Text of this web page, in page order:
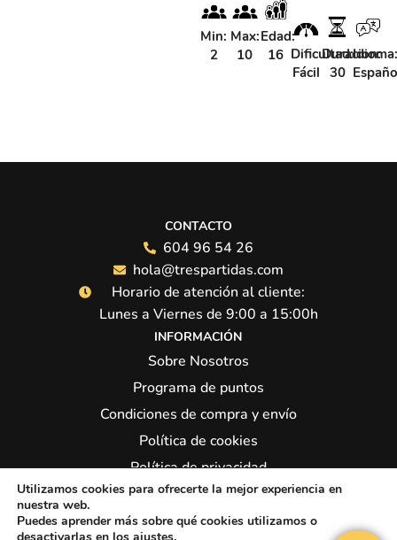
Min:
2
Max:
10
Edad:
16 Dificultad:
Fácil
Duracion:
30
CONTACTO
604 96 54 26
hola@trespartidas.com
Horario de atención al cliente:
Lunes a Viernes de 9:00 a 15:00h
INFORMACIÓN
Sobre Nosotros
Programa de puntos
Condiciones de compra y envío
Política de cookies
Política de privacidad
Síguenos:
Utilizamos cookies para ofrecerte la mejor experiencia en
nuestra web.
Puedes aprender más sobre qué cookies utilizamos o